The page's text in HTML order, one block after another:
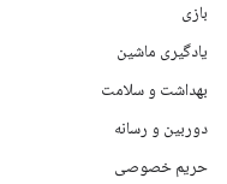
بازی
یادگیری ماشین
بهداشت و سلامت
دوربین و رسانه
حریم خصوصی